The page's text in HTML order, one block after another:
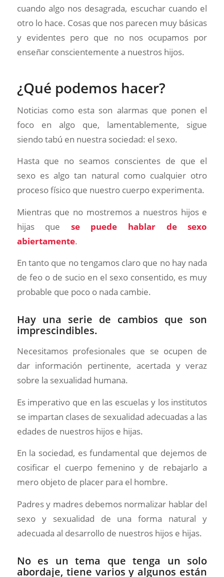
cuando algo nos desagrada, escuchar cuando el
otro lo hace. Cosas que nos parecen muy básicas
y evidentes pero que no nos ocupamos por
enseñar conscientemente a nuestros hijos.
¿Qué podemos hacer?
Noticias como esta son alarmas que ponen el
foco en algo que, lamentablemente, sigue
siendo tabú en nuestra sociedad: el sexo.
Hasta que no seamos conscientes de que el
sexo es algo tan natural como cualquier otro
proceso físico que nuestro cuerpo experimenta.
Mientras que no mostremos a nuestros hijos e
hijas que se puede hablar de sexo
abiertamente.
En tanto que no tengamos claro que no hay nada
de feo o de sucio en el sexo consentido, es muy
probable que poco o nada cambie.
Hay una serie de cambios que son
imprescindibles.
Necesitamos profesionales que se ocupen de
dar información pertinente, acertada y veraz
sobre la sexualidad humana.
Es imperativo que en las escuelas y los institutos
se impartan clases de sexualidad adecuadas a las
edades de nuestros hijos e hijas.
En la sociedad, es fundamental que dejemos de
cosificar el cuerpo femenino y de rebajarlo a
mero objeto de placer para el hombre.
Padres y madres debemos normalizar hablar del
sexo y sexualidad de una forma natural y
adecuada al desarrollo de nuestros hijos e hijas.
No es un tema que tenga un solo
abordaje, tiene varios y algunos están